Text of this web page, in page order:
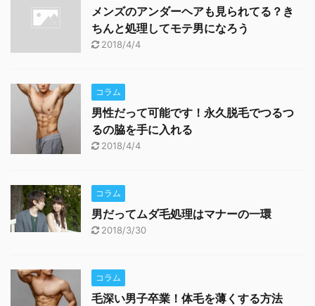
メンズのアンダーヘアも見られてる？き
ちんと処理してモテ男になろう
2018/4/4
コラム
男性だって可能です！永久脱毛でつるつ
るの脇を手に入れる
2018/4/4
コラム
男だってムダ毛処理はマナーの一環
2018/3/30
コラム
毛深い男子卒業！体毛を薄くする方法